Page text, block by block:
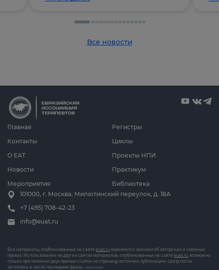
Все новости
Главная
О ЕАТ
Новости
Мероприятия
Циклы
Проекты НПИ
Практикум
Библиотека
Регистры
Контакты
101000, г. Москва, Милютинский переулок, д. 18А
+7 (495) 708-42-23
info@euat.ru
Все материалы, опубликованные на сайте euat.ru охраняются законом об авторских и смежных
правах. Использование на других сайтах материалов, опубликованных на сайте euat.ru, возможно
только при наличии двух прямых ссылок на страницу-источник публикации: сразу после
заголовка и после последней фразы. v202607031833